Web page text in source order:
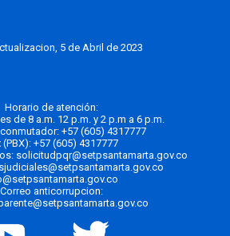
5 de Abril de 2023
Horario de atención:
de 8 a.m. 12 p.m. y 2 p.m a 6 p.m.
+57 (605) 4317777
(PBX): +57 (605) 4317777
solicitudpqr@setpsantamarta.gov.co
Correo anticorrupcion: